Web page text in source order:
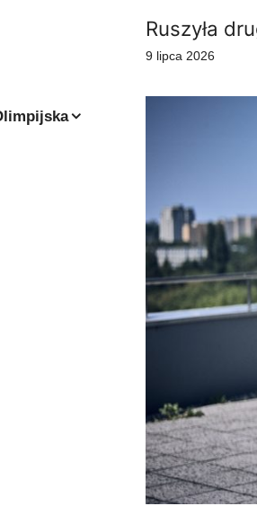
Ruszyła
9 lipca 2026